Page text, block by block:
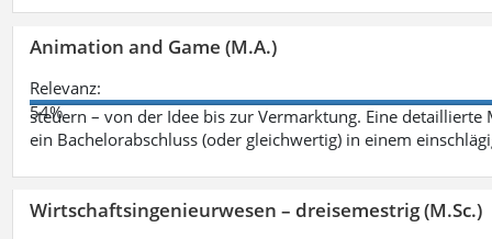
Animation and Game (M.A.)
Relevanz:
54%
steuern – von der Idee bis zur Vermarktung. Eine
ein Bachelorabschluss (oder gleichwertig) in einem
Wirtschaftsingenieurwesen – dreisemestrig (M.Sc.)